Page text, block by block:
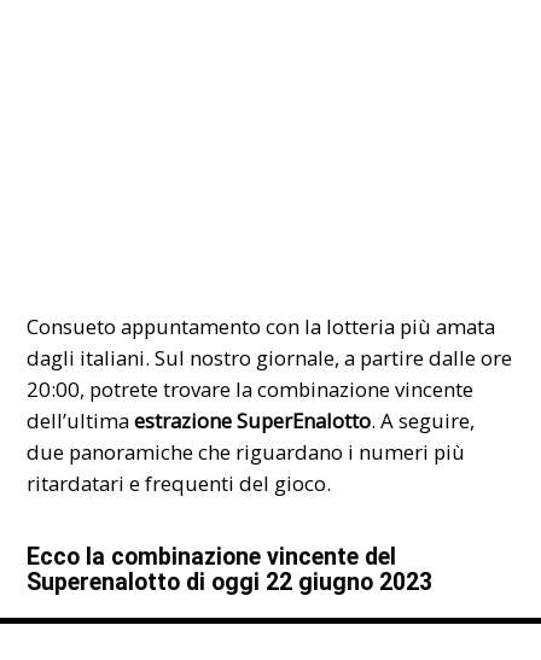
Consueto appuntamento con la lotteria più amata
dagli italiani. Sul nostro giornale, a partire dalle ore
20:00, potrete trovare la combinazione vincente
dell’ultimaestrazione SuperEnalotto. A seguire,
due panoramiche che riguardano i numeri più
ritardatari e frequenti del gioco.
Ecco la combinazione vincente del
Superenalotto di oggi 22 giugno 2023